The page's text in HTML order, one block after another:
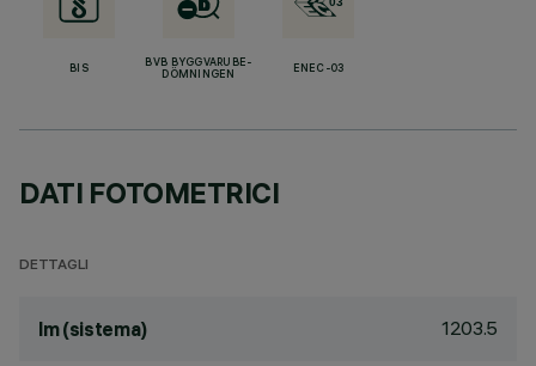
BIS
BVB BYGGVARUBE-
DÖMNINGEN
ENEC-03
DATI FOTOMETRICI
DETTAGLI
lm (sistema) 1203.5